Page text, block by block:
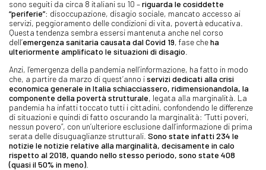
sono seguiti da circa 8 italiani su 10 –riguarda le cosiddette
“periferie”: disoccupazione, disagio sociale, mancato accesso ai
servizi, peggioramento delle condizioni di vita, povertà educativa.
Questa tendenza sembra essersi mantenuta anche nel corso
dell’emergenza sanitaria causata dal Covid 19, fase cheha
ulteriormente amplificato le situazioni di disagio
Anzi, l’emergenza della pandemia nell’informazione, ha fatto in modo
che, a partire da marzo di quest’anno iservizi dedicati alla crisi
economica generale in Italia schiacciassero, ridimensionandola, la
componente della povertà strutturale, legata alla marginalità. La
pandemia ha infatti toccato tutti i cittadini, confondendo le differenze
di situazioni e quindi di fatto oscurando la marginalità: “Tutti poveri,
nessun povero”, con un’ulteriore esclusione dall’informazione di prima
serata delle disuguaglianze strutturali. Sono state infatti 234 le
notizie le notizie relative alla marginalità, decisamente in calo
rispetto al 2018, quando nello stesso periodo, sono state 408
(quasi il 50% in meno)